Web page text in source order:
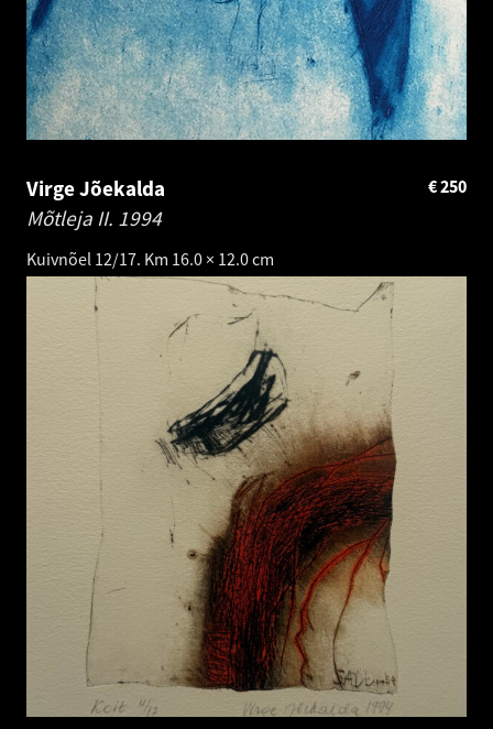
Virge Jõekalda
Mõtleja II. 1994
Kuivnõel 12/17. Km 16.0 × 12.0 cm
250
€